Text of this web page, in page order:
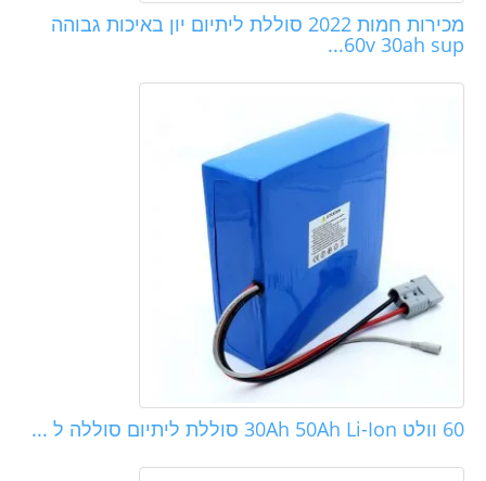
מכירות חמות 2022 סוללת ליתיום יון באיכות גבוהה
60v 30ah sup...
60 וולט 30Ah 50Ah Li-Ion סוללת ליתיום סוללה ל ...